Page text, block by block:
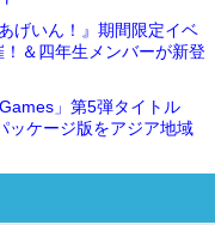
げいん！』期間限定イベ
＆四年生メンバーが新登
」第5弾タイトル
ッケージ版をアジア地域